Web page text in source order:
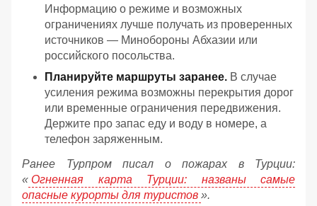
Информацию о режиме и возможных
ограничениях лучше получать из проверенных
источников — Минобороны Абхазии или
российского посольства.
Планируйте маршруты заранее. В случае
усиления режима возможны перекрытия дорог
или временные ограничения передвижения.
Держите про запас еду и воду в номере, а
телефон заряженным.
Ранее Турпром писал о пожарах в Турции:
« Огненная карта Турции: названы самые
опасные курорты для туристов ».